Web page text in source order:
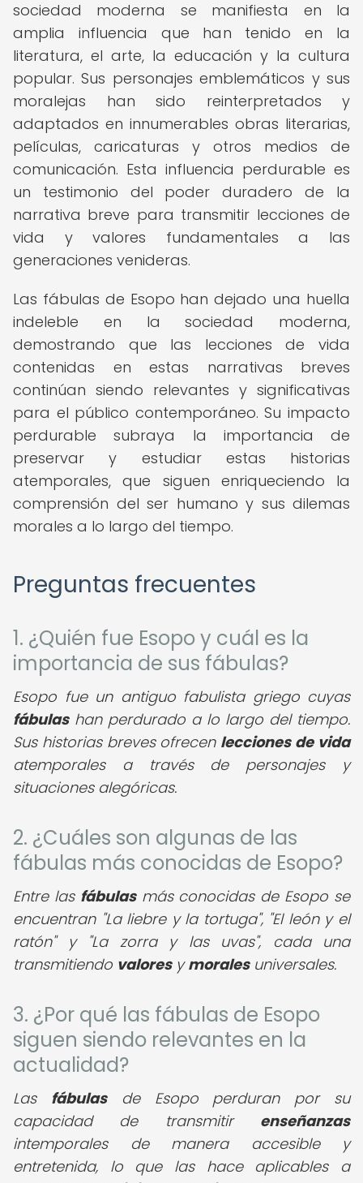
sociedad moderna se manifiesta en la
amplia influencia que han tenido en la
literatura, el arte, la educación y la cultura
popular. Sus personajes emblemáticos y sus
moralejas han sido reinterpretados y
adaptados en innumerables obras literarias,
películas, caricaturas y otros medios de
comunicación. Esta influencia perdurable es
un testimonio del poder duradero de la
narrativa breve para transmitir lecciones de
vida y valores fundamentales a las
generaciones venideras.
Las fábulas de Esopo han dejado una huella
indeleble en la sociedad moderna,
demostrando que las lecciones de vida
contenidas en estas narrativas breves
continúan siendo relevantes y significativas
para el público contemporáneo. Su impacto
perdurable subraya la importancia de
preservar y estudiar estas historias
atemporales, que siguen enriqueciendo la
comprensión del ser humano y sus dilemas
morales a lo largo del tiempo.
Preguntas frecuentes
1. ¿Quién fue Esopo y cuál es la
importancia de sus fábulas?
Esopo fue un antiguo fabulista griego cuyas
fábulashan perdurado a lo largo del tiempo.
Sus historias breves ofrecen lecciones de vida
atemporales a través de personajes y
situaciones alegóricas.
2. ¿Cuáles son algunas de las
fábulas más conocidas de Esopo?
Entre las fábulasmás conocidas de Esopo se
encuentran "La liebre y la tortuga", "El león y el
ratón" y "La zorra y las uvas", cada una
transmitiendo valoresymoralesuniversales.
3. ¿Por qué las fábulas de Esopo
siguen siendo relevantes en la
actualidad?
Las fábulasde Esopo perduran por su
capacidad de transmitir enseñanzas
intemporales de manera accesible y
entretenida, lo que las hace aplicables a